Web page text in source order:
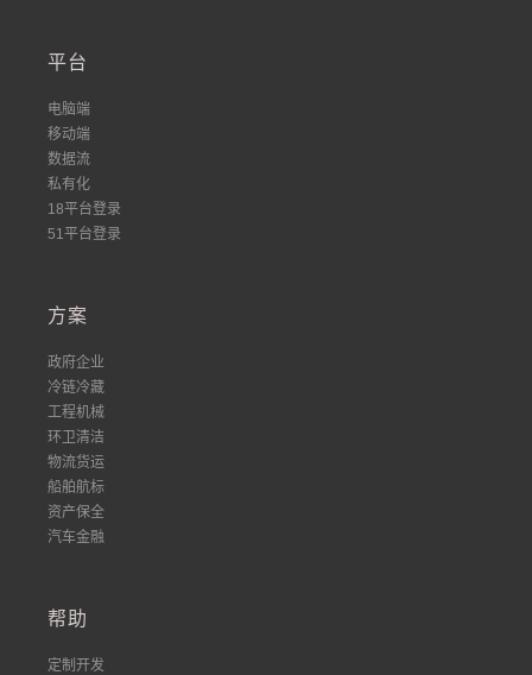
平台
电脑端
移动端
数据流
私有化
18平台登录
51平台登录
方案
政府企业
冷链冷藏
工程机械
环卫清洁
物流货运
船舶航标
资产保全
汽车金融
帮助
定制开发